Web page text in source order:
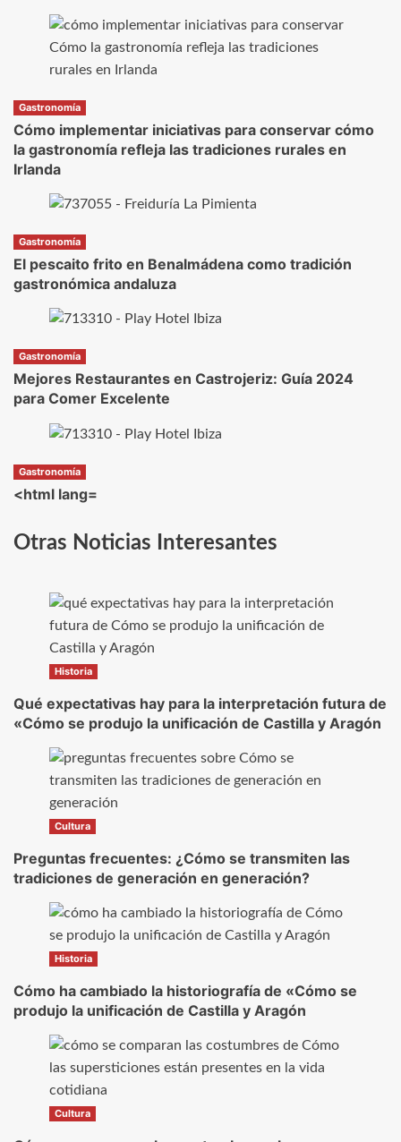
Gastronomía
Cómo implementar iniciativas para conservar cómo
la gastronomía refleja las tradiciones rurales en
Irlanda
Gastronomía
El pescaito frito en Benalmádena como tradición
gastronómica andaluza
Gastronomía
Mejores Restaurantes en Castrojeriz: Guía 2024
para Comer Excelente
Gastronomía
<html lang=
Otras Noticias Interesantes
Historia
Qué expectativas hay para la interpretación futura de
«Cómo se produjo la unificación de Castilla y Aragón
Cultura
Preguntas frecuentes: ¿Cómo se transmiten las
tradiciones de generación en generación?
Historia
Cómo ha cambiado la historiografía de «Cómo se
produjo la unificación de Castilla y Aragón
Cultura